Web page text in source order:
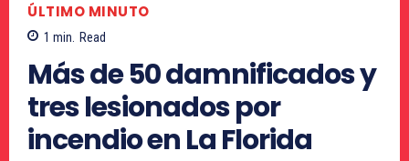
ÚLTIMO MINUTO
1 min. Read
Más de 50 damnificados y
tres lesionados por
incendio en La Florida